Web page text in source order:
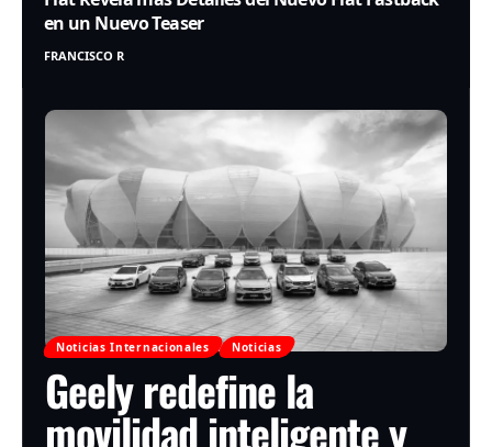
en un Nuevo Teaser
FRANCISCO R
Noticias Internacionales Noticias
Geely redefine la
movilidad inteligente y